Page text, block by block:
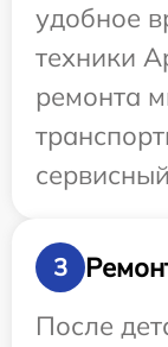
удобное
техники
ремонта
3
После